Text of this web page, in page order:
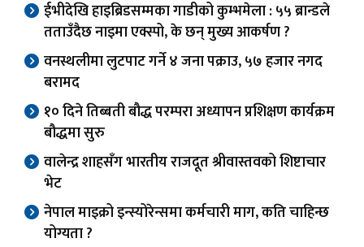
ईभीदेखि हाइब्रिडसम्मका गाडीको कुम्भमेला : ५५ ब्रान्डले
तताउँदैछ नाइमा एक्स्पो, के छन् मुख्य आकर्षण ?
वनस्थलीमा लुटपाट गर्ने ४ जना पक्राउ, ५७ हजार नगद
बरामद
१० दिने तिब्बती बौद्ध परम्परा अध्यापन प्रशिक्षण कार्यक्रम
बौद्धमा सुरु
वालेन्द्र शाहसँग भारतीय राजदूत श्रीवास्तवको शिष्टाचार
भेट
नेपाल माइक्रो इन्स्योरेन्समा कर्मचारी माग, कति चाहिन्छ
योग्यता ?